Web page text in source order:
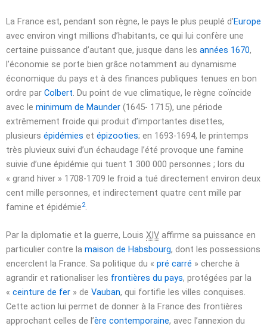
La France est, pendant son règne, le pays le plus peuplé d’Europe
avec environ vingt millions d’habitants, ce qui lui confère une
certaine puissance d’autant que, jusque dans les années 1670,
l’économie se porte bien grâce notamment au dynamisme
économique du pays et à des finances publiques tenues en bon
ordre par Colbert. Du point de vue climatique, le règne coïncide
avec le minimum de Maunder (1645- 1715), une période
extrêmement froide qui produit d’importantes disettes,
plusieurs épidémies et épizooties; en 1693-1694, le printemps
très pluvieux suivi d’un échaudage l’été provoque une famine
suivie d’une épidémie qui tuent 1 300 000 personnes ; lors du
« grand hiver » 1708-1709 le froid a tué directement environ deux
cent mille personnes, et indirectement quatre cent mille par
famine et épidémie2.
Par la diplomatie et la guerre, Louis XIV affirme sa puissance en
particulier contre la maison de Habsbourg, dont les possessions
encerclent la France. Sa politique du « pré carré » cherche à
agrandir et rationaliser les frontières du pays, protégées par la
« ceinture de fer » de Vauban, qui fortifie les villes conquises.
Cette action lui permet de donner à la France des frontières
approchant celles de l’ère contemporaine, avec l’annexion du